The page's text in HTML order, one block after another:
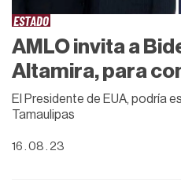
ESTADO
AMLO invita a
Altamira, para
El Presidente de EUA, podría
Tamaulipas
16 . 08 . 23